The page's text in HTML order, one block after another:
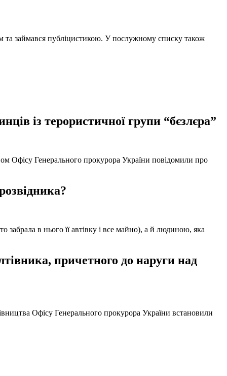
та займався публіцистикою. У послужному списку також
із терористичної групи “бєзлєра”
Офісу Генерального прокурора України повідомили про
в нього її автівку і все майно), а й людиною, яка
причетного до наруги над
Офісу Генерального прокурора України встановили